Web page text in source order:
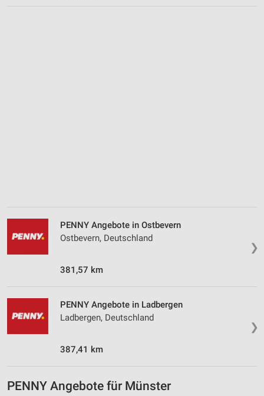
❯
PENNY Angebote in Ostbevern
Ostbevern, Deutschland
381,57 km
❯
PENNY Angebote in Ladbergen
Ladbergen, Deutschland
387,41 km
PENNY Angebote für Münster
Geräte anhand von aktiv angeforderten
Nicht-IAB-Verarbeitungszwecke:
Performance